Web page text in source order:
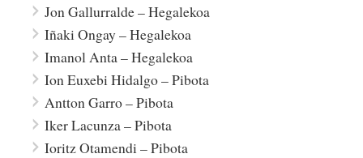
Jon Gallurralde – Hegalekoa
Iñaki Ongay – Hegalekoa
Imanol Anta – Hegalekoa
Ion Euxebi Hidalgo – Pibota
Antton Garro – Pibota
Iker Lacunza – Pibota
Ioritz Otamendi – Pibota